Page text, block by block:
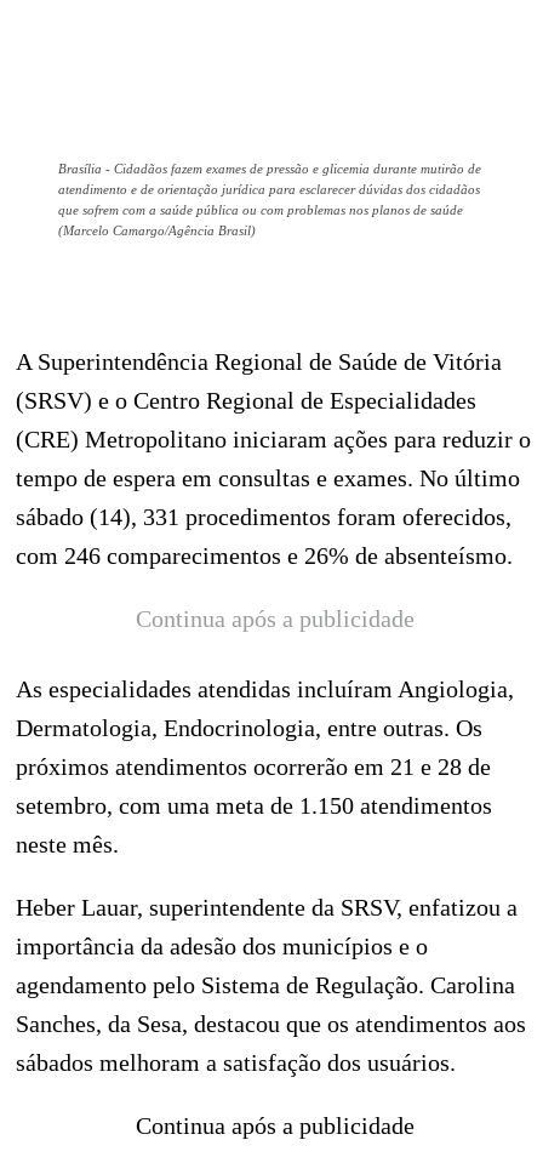
Brasília - Cidadãos fazem exames de pressão e glicemia durante mutirão de
atendimento e de orientação jurídica para esclarecer dúvidas dos cidadãos
que sofrem com a saúde pública ou com problemas nos planos de saúde
(Marcelo Camargo/Agência Brasil)
A Superintendência Regional de Saúde de Vitória
(SRSV) e o Centro Regional de Especialidades
(CRE) Metropolitano iniciaram ações para reduzir o
tempo de espera em consultas e exames. No último
sábado (14), 331 procedimentos foram oferecidos,
com 246 comparecimentos e 26% de absenteísmo.
Continua após a publicidade
As especialidades atendidas incluíram Angiologia,
Dermatologia, Endocrinologia, entre outras. Os
próximos atendimentos ocorrerão em 21 e 28 de
setembro, com uma meta de 1.150 atendimentos
neste mês.
Heber Lauar, superintendente da SRSV, enfatizou a
importância da adesão dos municípios e o
agendamento pelo Sistema de Regulação. Carolina
Sanches, da Sesa, destacou que os atendimentos aos
sábados melhoram a satisfação dos usuários.
Continua após a publicidade